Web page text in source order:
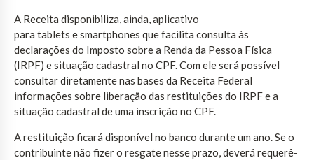
A Receita disponibiliza, ainda, aplicativo
para tablets e smartphones que facilita consulta às
declarações do Imposto sobre a Renda da Pessoa Física
(IRPF) e situação cadastral no CPF. Com ele será possível
consultar diretamente nas bases da Receita Federal
informações sobre liberação das restituições do IRPF e a
situação cadastral de uma inscrição no CPF.
A restituição ficará disponível no banco durante um ano. Se o
contribuinte não fizer o resgate nesse prazo, deverá requerê-